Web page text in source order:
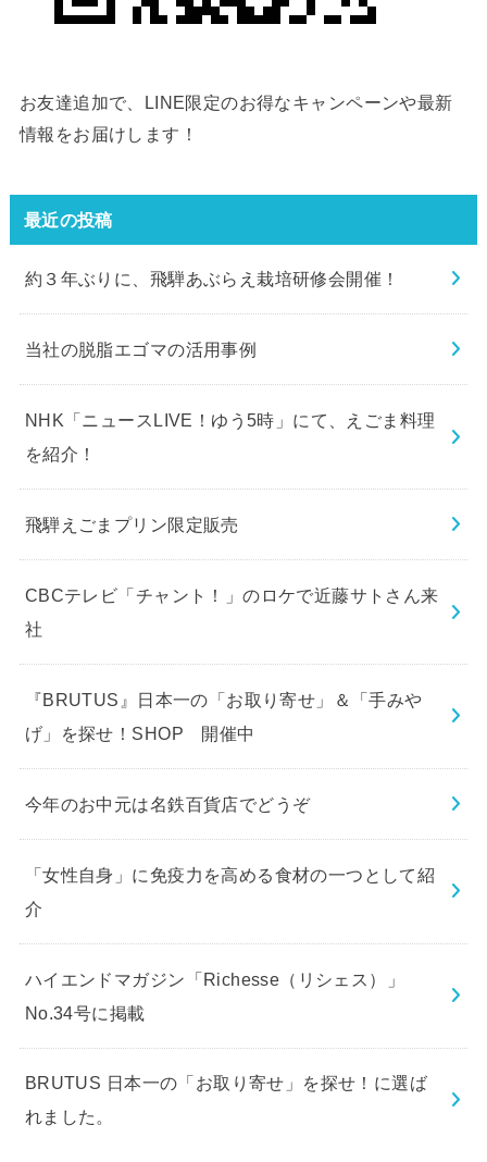
お友達追加で、LINE限定のお得なキャンペーンや最新
情報をお届けします！
最近の投稿
約３年ぶりに、飛騨あぶらえ栽培研修会開催！
当社の脱脂エゴマの活用事例
NHK「ニュースLIVE！ゆう5時」にて、えごま料理
を紹介！
飛騨えごまプリン限定販売
CBCテレビ「チャント！」のロケで近藤サトさん来
社
『BRUTUS』日本一の「お取り寄せ」＆「手みや
げ」を探せ！SHOP 開催中
今年のお中元は名鉄百貨店でどうぞ
「女性自身」に免疫力を高める食材の一つとして紹
介
ハイエンドマガジン「Richesse（リシェス）」
No.34号に掲載
BRUTUS 日本一の「お取り寄せ」を探せ！に選ば
れました。